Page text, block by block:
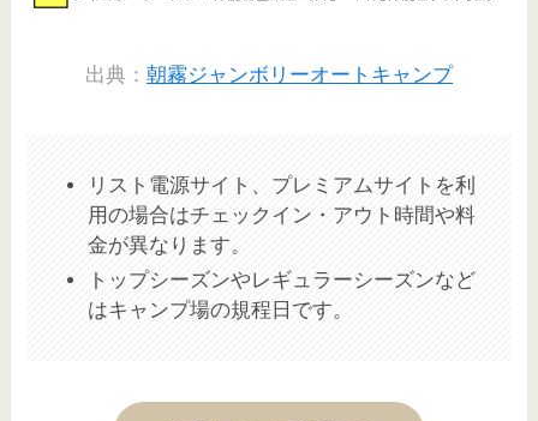
出典： 朝霧ジャンボリーオートキャンプ
リスト電源サイト、プレミアムサイトを利
用の場合はチェックイン・アウト時間や料
金が異なります。
トップシーズンやレギュラーシーズンなど
はキャンプ場の規程日です。